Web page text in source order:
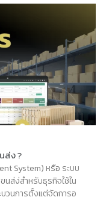
ส่ง ?
System) หรือ ระบบ
นส่ง่สำหรับธุรกิจใช้ใน
วนการตั้งแต่จัดการอ